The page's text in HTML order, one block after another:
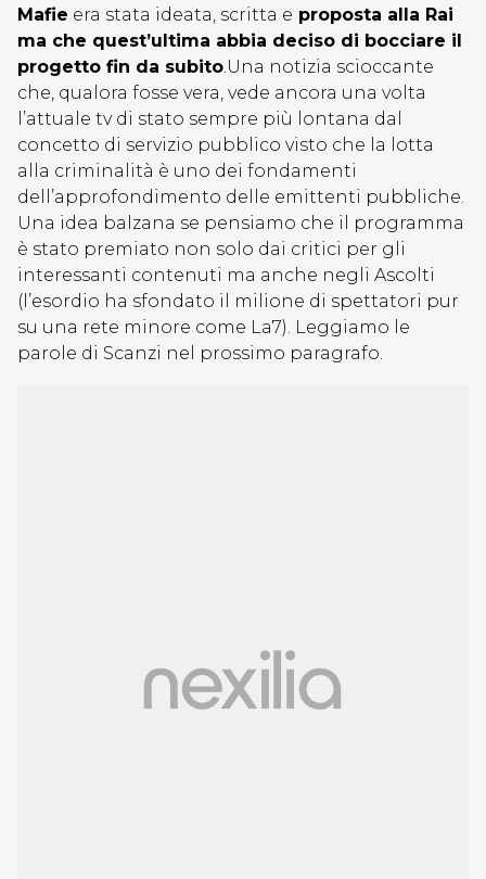
Mafie era stata ideata, scritta e proposta alla Rai
ma che quest’ultima abbia deciso di bocciare il
progetto fin da subito.Una notizia scioccante
che, qualora fosse vera, vede ancora una volta
l’attuale tv di stato sempre più lontana dal
concetto di servizio pubblico visto che la lotta
alla criminalità è uno dei fondamenti
dell’approfondimento delle emittenti pubbliche.
Una idea balzana se pensiamo che il programma
è stato premiato non solo dai critici per gli
interessanti contenuti ma anche negli Ascolti
(l’esordio ha sfondato il milione di spettatori pur
su una rete minore come La7). Leggiamo le
parole di Scanzi nel prossimo paragrafo.